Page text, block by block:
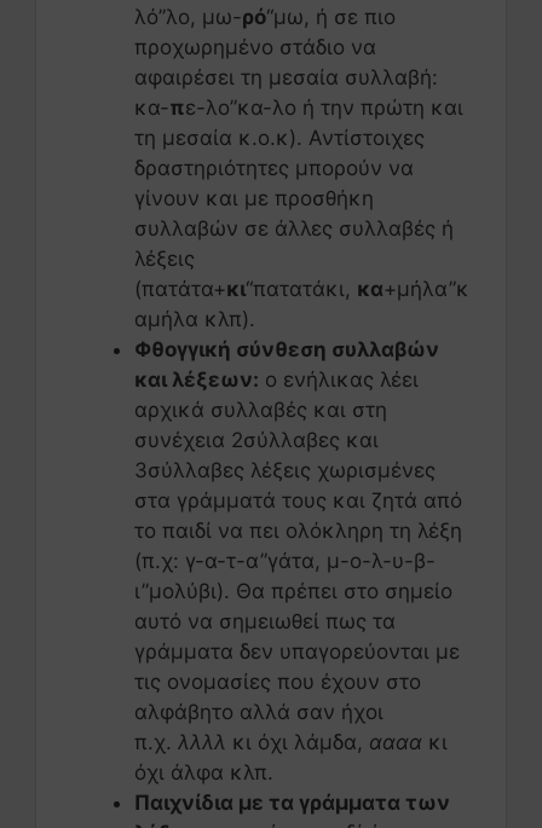
λό”λο, μω-ρό“μω, ή σε πιο
προχωρημένο στάδιο να
αφαιρέσει τη μεσαία συλλαβή:
κα-πε-λο”κα-λο ή την πρώτη και
τη μεσαία κ.ο.κ). Αντίστοιχες
δραστηριότητες μπορούν να
γίνουν και με προσθήκη
συλλαβών σε άλλες συλλαβές ή
λέξεις
(πατάτα+κι“πατατάκι, κα+μήλα”κ
αμήλα κλπ).
Φθογγική σύνθεση συλλαβών
και λέξεων: ο ενήλικας λέει
αρχικά συλλαβές και στη
συνέχεια 2σύλλαβες και
3σύλλαβες λέξεις χωρισμένες
στα γράμματά τους και ζητά από
το παιδί να πει ολόκληρη τη λέξη
(π.χ: γ-α-τ-α”γάτα, μ-ο-λ-υ-β-
ι”μολύβι). Θα πρέπει στο σημείο
αυτό να σημειωθεί πως τα
γράμματα δεν υπαγορεύονται με
τις ονομασίες που έχουν στο
αλφάβητο αλλά σαν ήχοι
π.χ. λλλλ κι όχι λάμδα, αααα κι
όχι άλφα κλπ.
Παιχνίδια με τα γράμματα των